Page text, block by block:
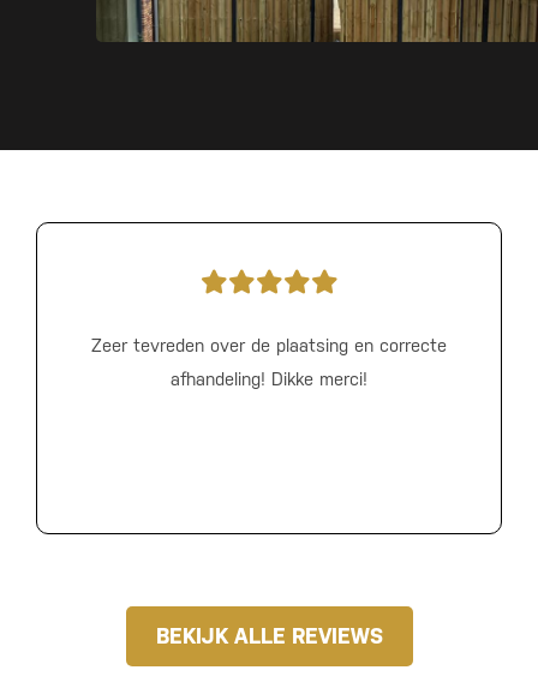
Zeer tevreden over de plaatsing en correcte
afhandeling! Dikke merci!
BEKIJK ALLE REVIEWS